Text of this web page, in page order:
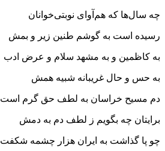
چه سال‌ها که هم‌آوای نوبتی‌خوانان
رسیده است به گوشم طنین زیر و بمش
به کاظمین و به مشهد سلام و عرض ادب
به حس و حال غریبانه شبیه همش
دم مسیح خراسان به لطف حق گرم است
برایتان چه بگویم ز لطف دم به دمش
چو پا گذاشت به ایران هزار چشمه شکفت